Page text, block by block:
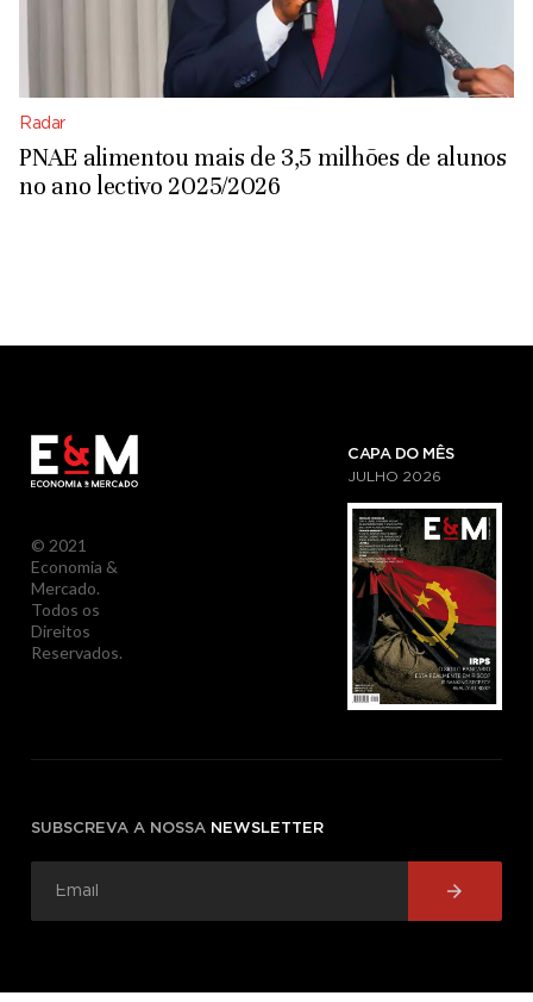
Radar
PNAE alimentou mais de 3,5 milhões de alunos
no ano lectivo 2025/2026
© 2021
Economia &
Mercado.
Todos os
Direitos
Reservados.
CAPA DO MÊS
JULHO 2026
SUBSCREVA A NOSSA NEWSLETTER